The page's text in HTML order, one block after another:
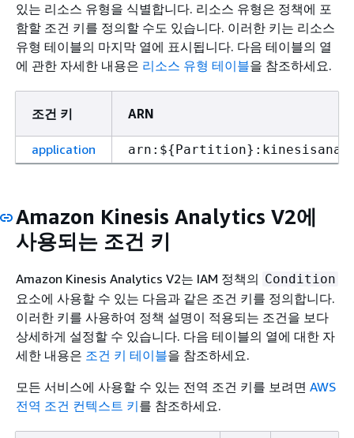
있는 리소스 유형을 식별합니다. 리소스 유형은 정책에 포
함할 조건 키를 정의할 수도 있습니다. 이러한 키는 리소스
유형 테이블의 마지막 열에 표시됩니다. 다음 테이블의 열
에 관한 자세한 내용은 리소스 유형 테이블을 참조하세요.
조건 키 ARN
application arn:${
Amazon Kinesis Analytics V2에
사용되는 조건 키
Amazon Kinesis Analytics V2는 IAM 정책의 Condition
요소에 사용할 수 있는 다음과 같은 조건 키를 정의합니다.
이러한 키를 사용하여 정책 설명이 적용되는 조건을 보다
상세하게 설정할 수 있습니다. 다음 테이블의 열에 대한 자
세한 내용은 조건 키 테이블을 참조하세요.
모든 서비스에 사용할 수 있는 전역 조건 키를 보려면 AWS
전역 조건 컨텍스트 키를 참조하세요.